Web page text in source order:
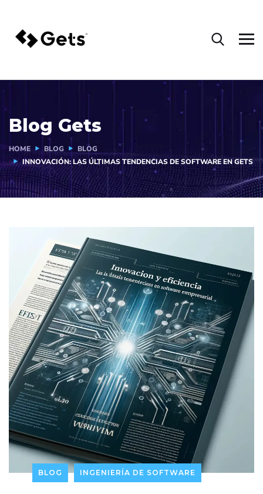
Blog Gets
HOME BLOG
BLOG
INNOVACIÓN: LAS ÚLTIMAS TENDENCIAS DE SOFTWARE EN GETS
BLOG INGENIERÍA DE SOFTWARE